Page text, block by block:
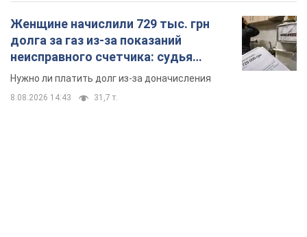
Женщине начислили 729 тыс. грн
долга за газ из-за показаний
неисправного счетчика: судья
вынес неожиданное решение
Нужно ли платить долг из-за доначисления
8.08.2026 14:43 31,7 т.